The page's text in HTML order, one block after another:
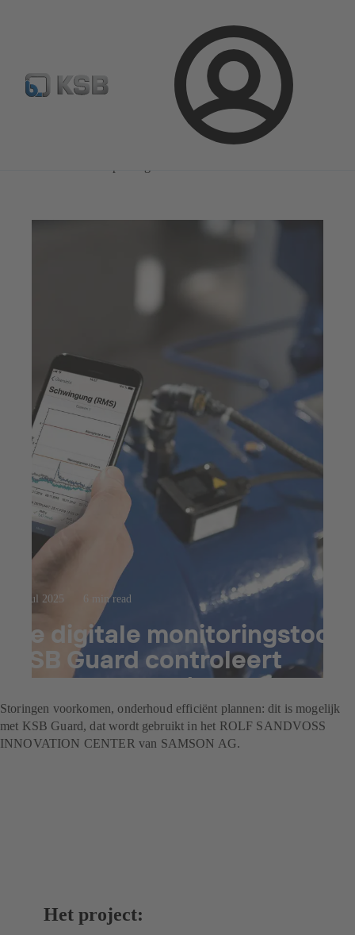
Aanmelding
Configure Product KSB Select Standaard stuklijsten
Nieuws over de toepassingen
23 jul 2025 6 min read
De digitale monitoringstool
KSB Guard controleert
pompen non-stop
Storingen voorkomen, onderhoud efficiënt plannen: dit is mogelijk
met KSB Guard, dat wordt gebruikt in het ROLF SANDVOSS
INNOVATION CENTER van SAMSON AG.
Het project: